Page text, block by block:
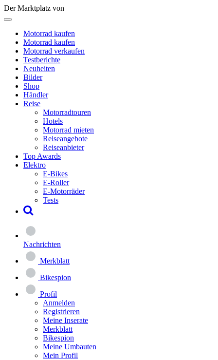
Der Marktplatz von
Motorrad kaufen
Motorrad kaufen
Motorrad verkaufen
Testberichte
Neuheiten
Bilder
Shop
Händler
Reise
Motorradtouren
Hotels
Motorrad mieten
Reiseangebote
Reiseanbieter
Top Awards
Elektro
E-Bikes
E-Roller
E-Motorräder
Tests
Nachrichten
Merkblatt
Bikespion
Profil
Anmelden
Registrieren
Meine Inserate
Merkblatt
Bikespion
Meine Umbauten
Mein Profil